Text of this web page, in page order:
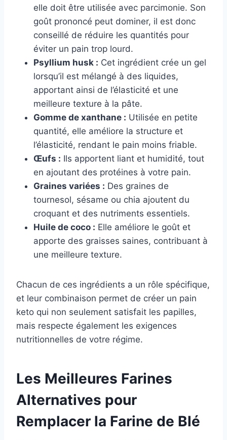
elle doit être utilisée avec parcimonie. Son
goût prononcé peut dominer, il est donc
conseillé de réduire les quantités pour
éviter un pain trop lourd.
Psyllium husk : Cet ingrédient crée un gel
lorsqu’il est mélangé à des liquides,
apportant ainsi de l’élasticité et une
meilleure texture à la pâte.
Gomme de xanthane : Utilisée en petite
quantité, elle améliore la structure et
l’élasticité, rendant le pain moins friable.
Œufs : Ils apportent liant et humidité, tout
en ajoutant des protéines à votre pain.
Graines variées : Des graines de
tournesol, sésame ou chia ajoutent du
croquant et des nutriments essentiels.
Huile de coco : Elle améliore le goût et
apporte des graisses saines, contribuant à
une meilleure texture.
Chacun de ces ingrédients a un rôle spécifique,
et leur combinaison permet de créer un pain
keto qui non seulement satisfait les papilles,
mais respecte également les exigences
nutritionnelles de votre régime.
Les Meilleures Farines
Alternatives pour
Remplacer la Farine de Blé